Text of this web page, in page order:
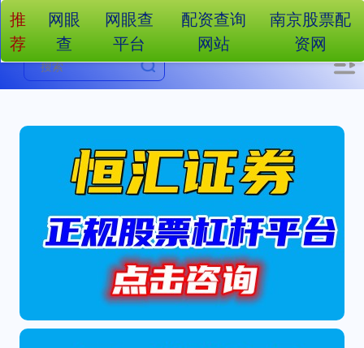
推
荐
网眼
查
网眼查
平台
配资查询
网站
南京股票配
资网